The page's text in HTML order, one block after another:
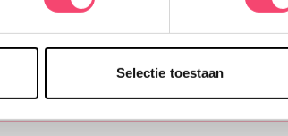
Selectie toestaan